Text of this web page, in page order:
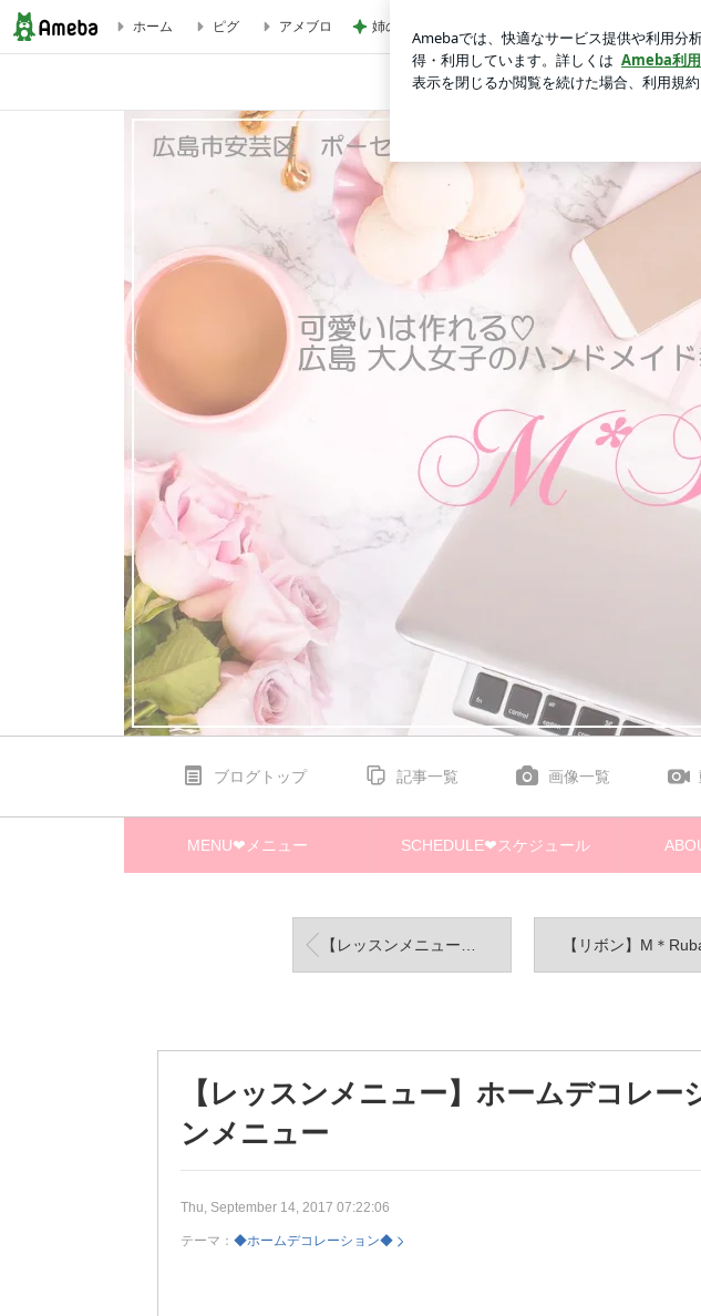
【レッスンメニュー】ホームデコレーションレッスンメニュー | 広島市 / 安芸区 犬と
Home Instagram MAIL
ホーム ピグ アメブロ 姉の障がいを認めなかった母の執念
ブログトップ 記事一覧 画像一覧
【レッスンメニュー】リボンレッスンメニュー
【レッスンメニュー】ホームデコレー
ンメニュー
Thu, September 14, 2017 07:22:06
テーマ： ◆ホームデコレーション◆
MENU❤メニュー SCHEDULE❤スケジュール